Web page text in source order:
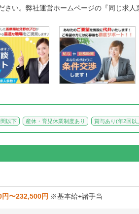
い。弊社運営ホームページの『同じ求人
以下 産休・育児休業制度あり 賞与あり(年2回以
〜232,500円 ※基本給+諸手当